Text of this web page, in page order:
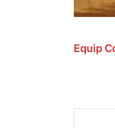
Equip